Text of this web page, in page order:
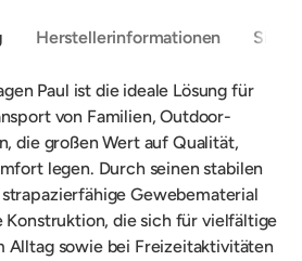
Herstellerinformationen
Paul ist die ideale Lösung für
von Familien, Outdoor-
die großen Wert auf Qualität,
legen. Durch seinen stabilen
Gewebematerial
Konstruktion, die sich für vielfältige
Alltag sowie bei Freizeitaktivitäten